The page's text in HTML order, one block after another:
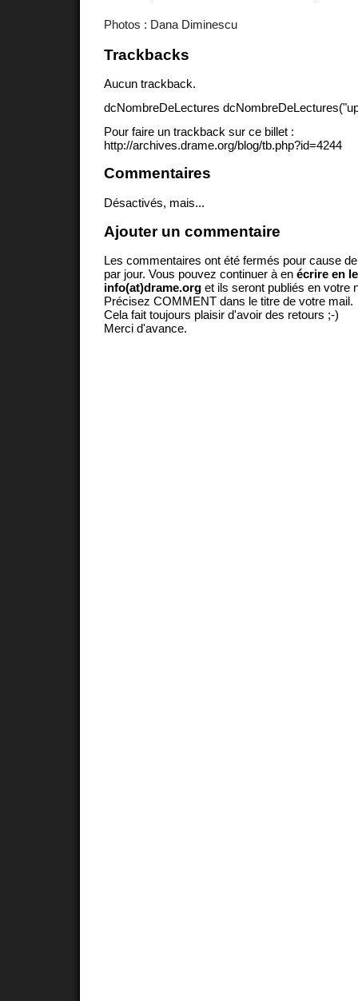
Photos : Dana Diminescu
Trackbacks
Aucun trackback.
dcNombreDeLectures
Pour faire un trackback sur ce billet :
http://archives.drame.org/blog/tb.php?id=4244
Commentaires
Désactivés, mais...
Ajouter un commentaire
Les commentaires ont été fermés pour cause
par jour. Vous pouvez continuer à en écrire en
info(at)drame.org et ils seront publiés en votre
Précisez COMMENT dans le titre de votre mail.
Cela fait toujours plaisir d'avoir des retours ;-)
Merci d'avance.